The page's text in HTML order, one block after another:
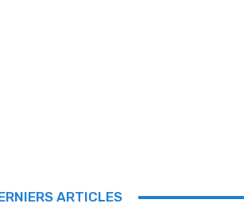
ARTICLES